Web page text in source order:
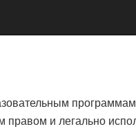
и легально